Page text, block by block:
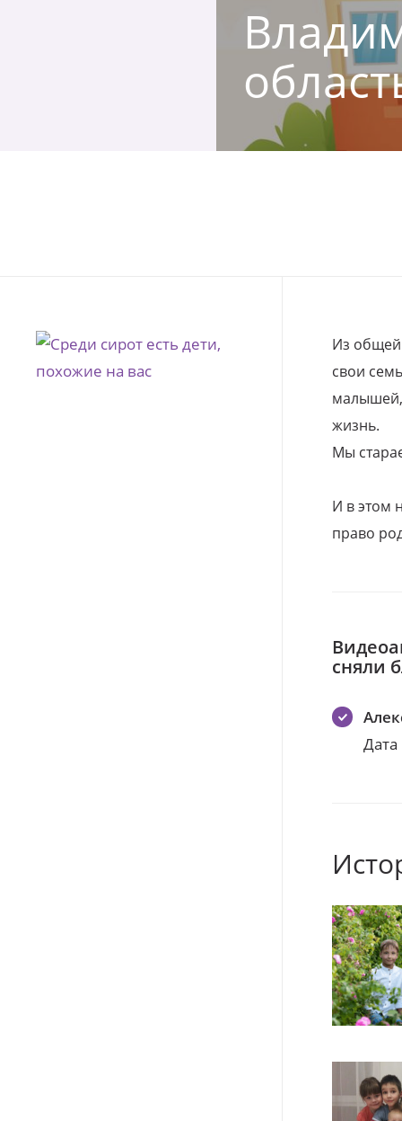
Из общей
свои
малышей,
жизнь.
Мы
И в этом
право
сняли